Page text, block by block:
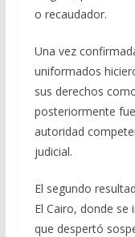
o recaudador.
Una vez
uniformados
sus derechos
posteriormente
autoridad
judicial.
El segundo
El Cairo, donde
que despertó